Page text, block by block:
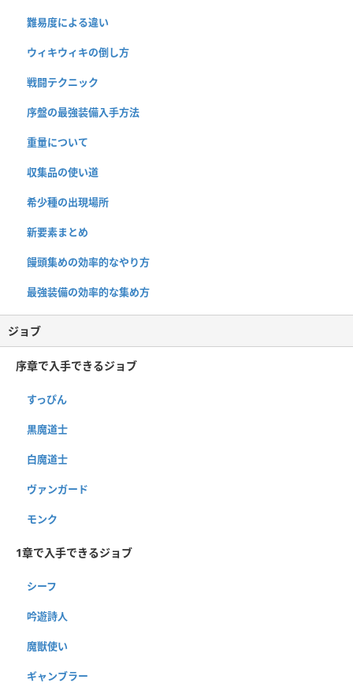
難易度による違い
ウィキウィキの倒し方
戦闘テクニック
序盤の最強装備入手方法
重量について
収集品の使い道
希少種の出現場所
新要素まとめ
饅頭集めの効率的なやり方
最強装備の効率的な集め方
ジョブ
序章で入手できるジョブ
すっぴん
黒魔道士
白魔道士
ヴァンガード
モンク
1章で入手できるジョブ
シーフ
吟遊詩人
魔獣使い
ギャンブラー